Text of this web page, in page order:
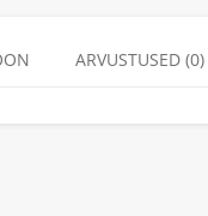
ARVUSTUSED (0)